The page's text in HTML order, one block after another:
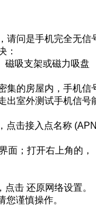
请问是手机完全无信
：
磁吸支架或磁力吸盘
集的房屋内，手机信
出室外测试手机信号
点击接入点名称
面；打开右上角的，
击 还原网络设置。
谨慎操作。